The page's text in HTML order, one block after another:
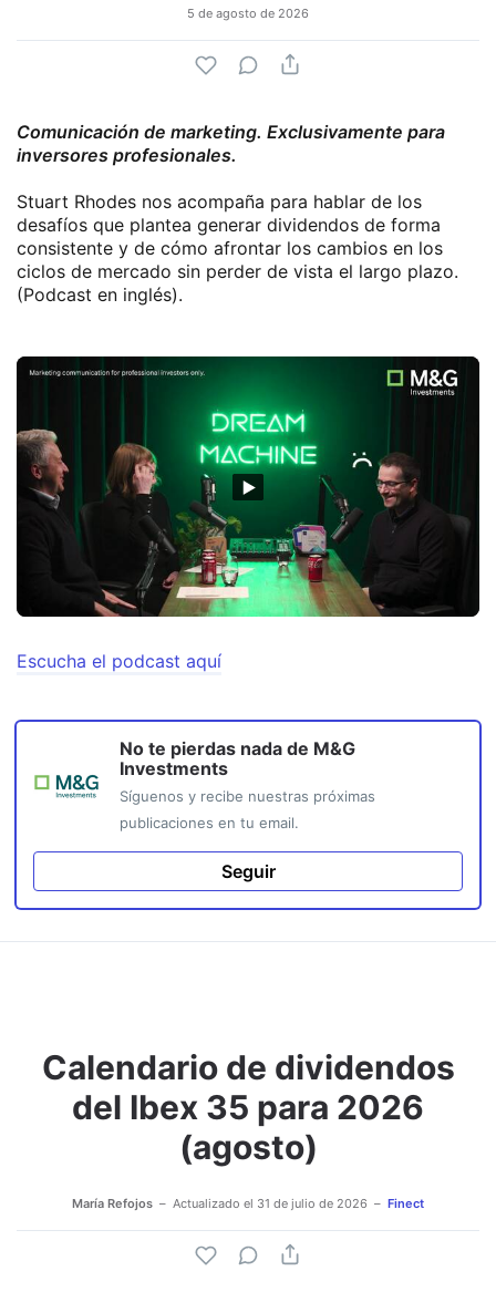
5 de agosto de 2026
Comunicación de marketing. Exclusivamente para
inversores profesionales.
Stuart Rhodes nos acompaña para hablar de los
desafíos que plantea generar dividendos de forma
consistente y de cómo afrontar los cambios en los
ciclos de mercado sin perder de vista el largo plazo.
(Podcast en inglés).
Escucha el podcast aquí
No te pierdas nada de M&G
Investments
Síguenos y recibe nuestras próximas
publicaciones en tu email.
Seguir
Calendario de dividendos
del Ibex 35 para 2026
(agosto)
María Refojos Actualizado el 31 de julio de 2026 Finect